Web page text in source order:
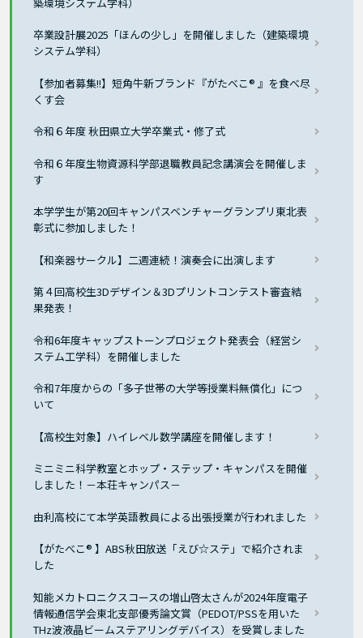
卒業設計展2025「ほんの少し」を開催しました（建築環境
システム学科）
【参加者募集!!】短角牛新ブランド『がたべこ® 』を食べ尽
くす会
令和６年度 秋田県立大学卒業式・修了式
令和６年度生物資源科学部退職教員記念講演会を開催しま
す
本学学生が第20回キャンパスベンチャーグランプリ東北表
彰式に参加しました！
【和楽器サークル】二週連続！演奏会に出演します
第４回高校生3Dデザイン＆3Dプリントコンテスト審査結
果発表！
令和6年度キャップストーンプロジェクト発表会（経営シ
ステム工学科）を開催しました
令和7年度からの「多子世帯の大学等授業料無償化」につ
いて
【高校生対象】ハイレベル数学講座を開催します！
ミニミニ科学教室とホップ・ステップ・キャンパスを開催
しました！－本荘キャンパス－
由利高校にて本学英語教員による出張授業が行われました
【がたべこ® 】ABS秋田放送「えび☆ステ」で紹介されま
した
知能メカトロニクスコースの増山啓太さんが2024年度電子
情報通信学会東北支部優秀論文賞（PEDOT/PSSを用いた
THz波液晶ビームステアリングデバイス）を受賞しました